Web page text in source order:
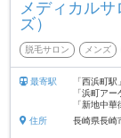
メディカルサ
ズ）
脱毛サロン メンズ
最寄駅
「西浜町
「浜町ア
「新地中
住所
長崎県長崎